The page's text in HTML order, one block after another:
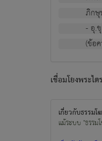
ภิกษุ
- อุ.
(ข้อ
เชื่อมโยงพระไ
เกี่ยวกับธรรม
แม้ระบบ "ธรร